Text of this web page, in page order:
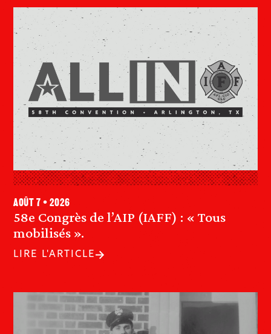
58e Congrès de l’AIP (IAFF) : « Tous
mobilisés ».
août 7 • 2026
LIRE L'ARTICLE